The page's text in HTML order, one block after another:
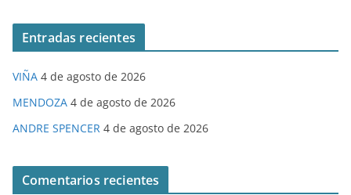
Entradas recientes
VIÑA 4 de agosto de 2026
MENDOZA 4 de agosto de 2026
ANDRE SPENCER 4 de agosto de 2026
Comentarios recientes